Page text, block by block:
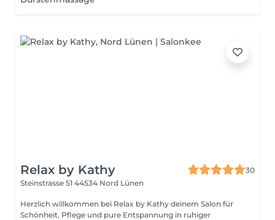
Relax by Kathy
30
Steinstrasse 51 44534 Nord Lünen
Herzlich willkommen bei Relax by Kathy deinem Salon für
Schönheit, Pflege und pure Entspannung in ruhiger